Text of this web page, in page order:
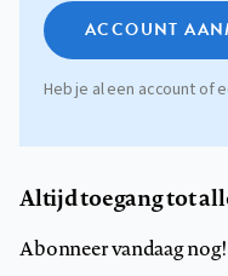
ACCOUNT
Heb je al een account of
Altijd toegang tot
Abonneer vandaag nog!